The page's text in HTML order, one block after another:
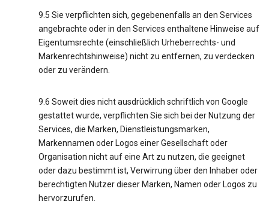
9.5 Sie verpflichten sich, gegebenenfalls an den Services
angebrachte oder in den Services enthaltene Hinweise auf
Eigentumsrechte (einschließlich Urheberrechts- und
Markenrechtshinweise) nicht zu entfernen, zu verdecken
oder zu verändern.
9.6 Soweit dies nicht ausdrücklich schriftlich von Google
gestattet wurde, verpflichten Sie sich bei der Nutzung der
Services, die Marken, Dienstleistungsmarken,
Markennamen oder Logos einer Gesellschaft oder
Organisation nicht auf eine Art zu nutzen, die geeignet
oder dazu bestimmt ist, Verwirrung über den Inhaber oder
berechtigten Nutzer dieser Marken, Namen oder Logos zu
hervorzurufen.